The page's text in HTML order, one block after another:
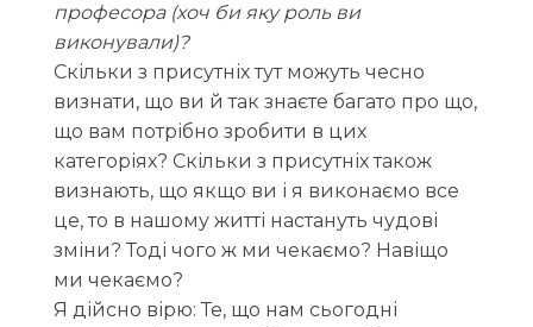
професора (хоч би яку роль ви
виконували)?
Скільки з присутніх тут можуть чесно
визнати, що ви й так знаєте багато про що,
що вам потрібно зробити в цих
категоріях? Скільки з присутніх також
визнають, що якщо ви і я виконаємо все
це, то в нашому житті настануть чудові
зміни? Тоді чого ж ми чекаємо? Навіщо
ми чекаємо?
Я дійсно вірю: Те, що нам сьогодні